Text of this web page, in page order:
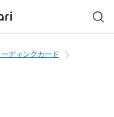
ーディングカード